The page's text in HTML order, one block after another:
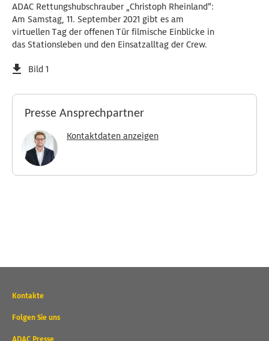
ADAC Rettungshubschrauber „Christoph Rheinland“:
Am Samstag, 11. September 2021 gibt es am
virtuellen Tag der offenen Tür filmische Einblicke in
das Stationsleben und den Einsatzalltag der Crew.
Bild 1
Presse Ansprechpartner
Kontaktdaten anzeigen
Wichtige
und
Kontakte
Folgen Sie uns
ADAC Presse